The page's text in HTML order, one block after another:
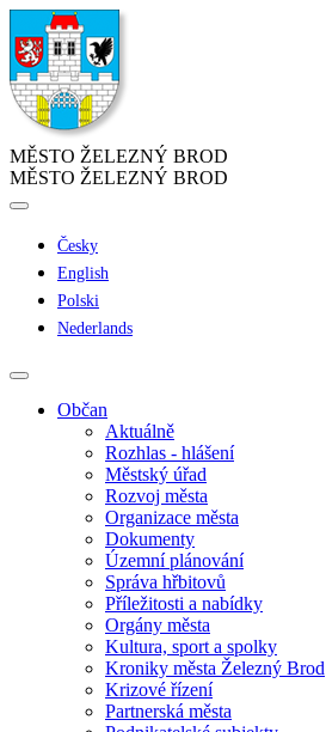
MĚSTO ŽELEZNÝ BROD
MĚSTO ŽELEZNÝ BROD
Česky
English
Polski
Nederlands
Občan
Aktuálně
Rozhlas - hlášení
Městský úřad
Rozvoj města
Organizace města
Dokumenty
Územní plánování
Správa hřbitovů
Příležitosti a nabídky
Orgány města
Kultura, sport a spolky
Kroniky města Železný Brod
Krizové řízení
Partnerská města